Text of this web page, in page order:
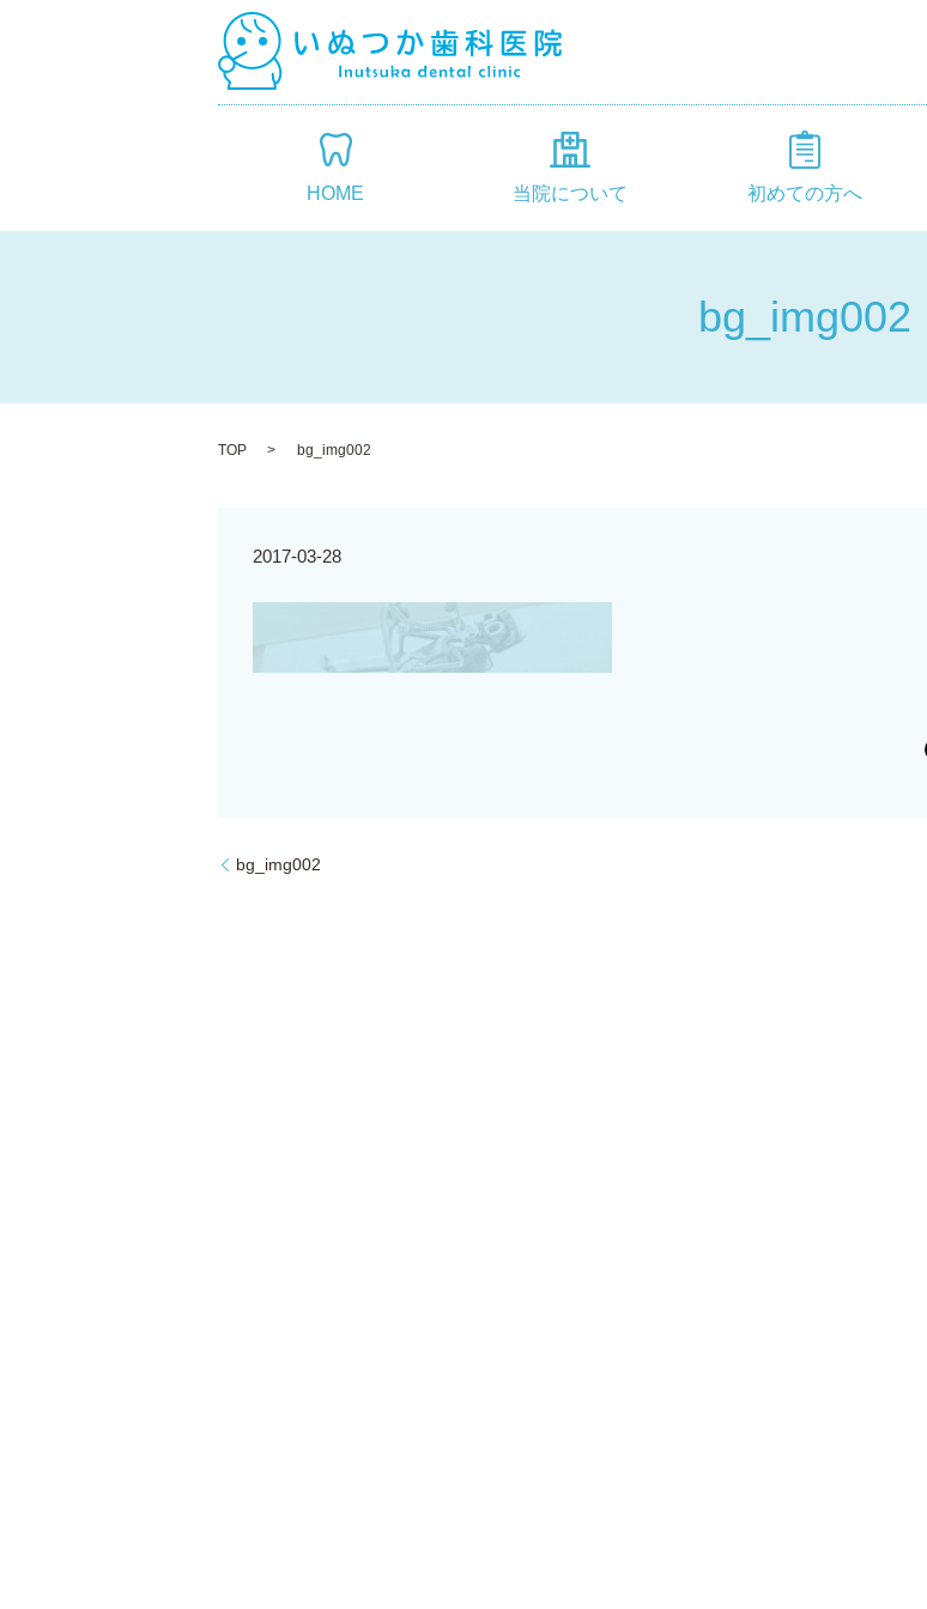
HOME 当院について 初めての方へ
bg_img002
TOP bg_img002
2017-03-28
bg_img002